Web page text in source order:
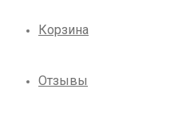
Корзина
Отзывы